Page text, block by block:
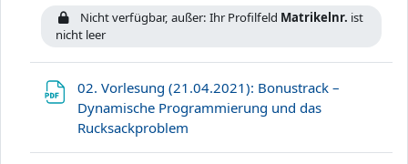
Nicht verfügbar, außer: Ihr Profilfeld Matrikelnr. ist
nicht leer
02. Vorlesung (21.04.2021): Bonustrack –
Dynamische Programmierung und das
Rucksackproblem